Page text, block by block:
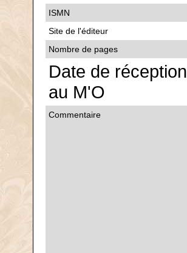
ISMN
Site de l'éditeur
Nombre de pages
Date de réception
au M'O
Commentaire